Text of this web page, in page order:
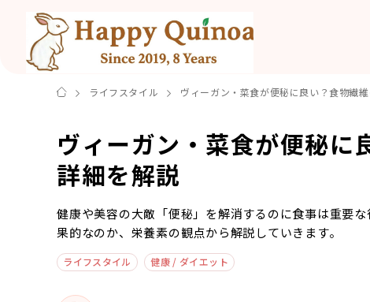
ライフスタイル ヴィーガン・菜食が便秘に良い？食物繊
ヴィーガン・菜食が便秘に
詳細を解説
健康や美容の大敵「便秘」を解消するのに食事は重要
果的なのか、栄養素の観点から解説していきます。
ライフスタイル 健康 / ダイエット